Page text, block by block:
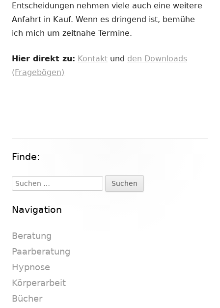
Entscheidungen nehmen viele auch eine weitere
Anfahrt in Kauf. Wenn es dringend ist, bemühe
ich mich um zeitnahe Termine.
Hier direkt zu: Kontakt und den Downloads
(Fragebögen)
Haupt-
Seitenleiste
Finde:
Suchen
nach:
Navigation
Beratung
Paarberatung
Hypnose
Körperarbeit
Bücher